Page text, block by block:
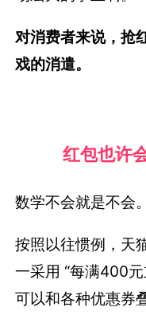
对消费者来说，抢
戏的消遣。
红包也许
数学不会就是不会。
按照以往惯例，天
一采用 “每满400
可以和各种优惠券